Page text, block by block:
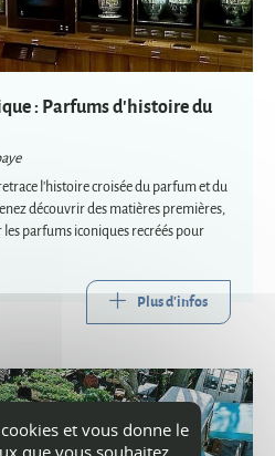
: Parfums d'histoire du
l'histoire croisée du parfum et du
découvrir des matières premières,
parfums iconiques recréés pour
Plus d'infos
et vous donne le
que vous souhaitez